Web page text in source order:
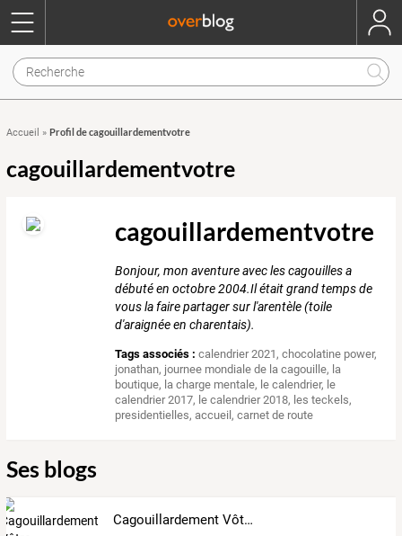
Accueil » Profil de cagouillardementvotre
cagouillardementvotre
cagouillardementvotre
Bonjour, mon aventure avec les cagouilles a
débuté en octobre 2004.Il était grand temps de
vous la faire partager sur l'arentèle (toile
d'araignée en charentais).
Tags associés : calendrier 2021,chocolatine power,
jonathan, journee mondiale de la cagouille, la
boutique, la charge mentale, le calendrier, le
calendrier 2017, le calendrier 2018, les teckels,
presidentielles,accueil,carnet de route
Ses blogs
Cagouillardement Vôtre